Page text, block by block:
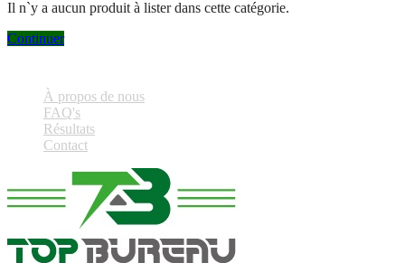
Il n`y a aucun produit à lister dans cette catégorie.
Continuer
À propos de nous
FAQ's
Résultats
Contact